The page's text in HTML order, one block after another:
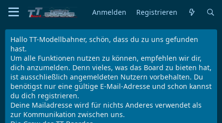
Anmelden Registrieren
Hallo TT-Modellbahner, schön, dass du zu uns gefunden
hast.
Um alle Funktionen nutzen zu können, empfehlen wir dir,
dich anzumelden. Denn vieles, was das Board zu bieten hat,
ist ausschließlich angemeldeten Nutzern vorbehalten. Du
benötigst nur eine gültige E-Mail-Adresse und schon kannst
du dich registrieren.
Deine Mailadresse wird für nichts Anderes verwendet als
zur Kommunikation zwischen uns.